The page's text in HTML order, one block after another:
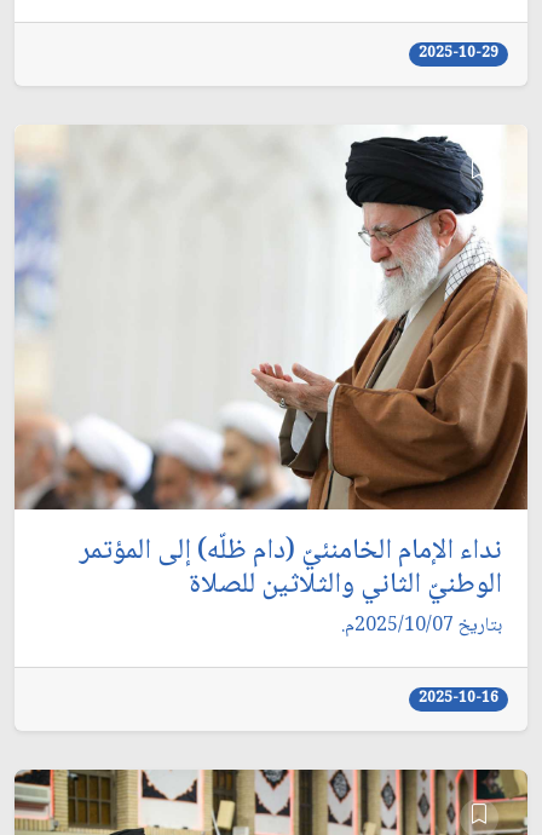
2025-10-29
نداء الإمام الخامنئيّ (دام ظلّه) إلى المؤتمر
الوطنيّ الثاني والثلاثين للصلاة
بتاريخ 2025/10/07م.
2025-10-16